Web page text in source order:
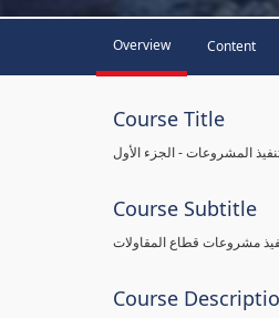
Overview Content
Course Title
المشروعات - الجزء الأول
Course Subtitle
مشروعات قطاع المقاولات
Course